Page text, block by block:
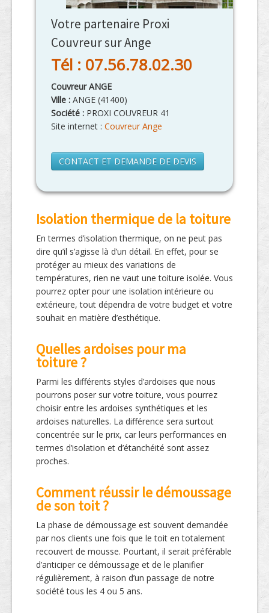
Votre partenaire Proxi
Couvreur sur Ange
Tél : 07.56.78.02.30
Couvreur ANGE
Ville : ANGE (41400)
Société : PROXI COUVREUR 41
Site internet : Couvreur Ange
CONTACT ET DEMANDE DE DEVIS
Isolation thermique de la toiture
En termes d’isolation thermique, on ne peut pas
dire qu’il s’agisse là d’un détail. En effet, pour se
protéger au mieux des variations de
températures, rien ne vaut une toiture isolée. Vous
pourrez opter pour une isolation intérieure ou
extérieure, tout dépendra de votre budget et votre
souhait en matière d’esthétique.
Quelles ardoises pour ma
toiture ?
Parmi les différents styles d’ardoises que nous
pourrons poser sur votre toiture, vous pourrez
choisir entre les ardoises synthétiques et les
ardoises naturelles. La différence sera surtout
concentrée sur le prix, car leurs performances en
termes d’isolation et d’étanchéité sont assez
proches.
Comment réussir le démoussage
de son toit ?
La phase de démoussage est souvent demandée
par nos clients une fois que le toit en totalement
recouvert de mousse. Pourtant, il serait préférable
d’anticiper ce démoussage et de le planifier
régulièrement, à raison d’un passage de notre
société tous les 4 ou 5 ans.